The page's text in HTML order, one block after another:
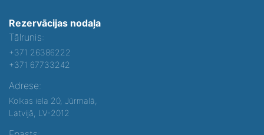
Rezervācijas nodaļa
Tālrunis:
+371 26386222
+371 67733242
Adrese:
Kolkas iela 20, Jūrmalā,
Latvijā, LV-2012